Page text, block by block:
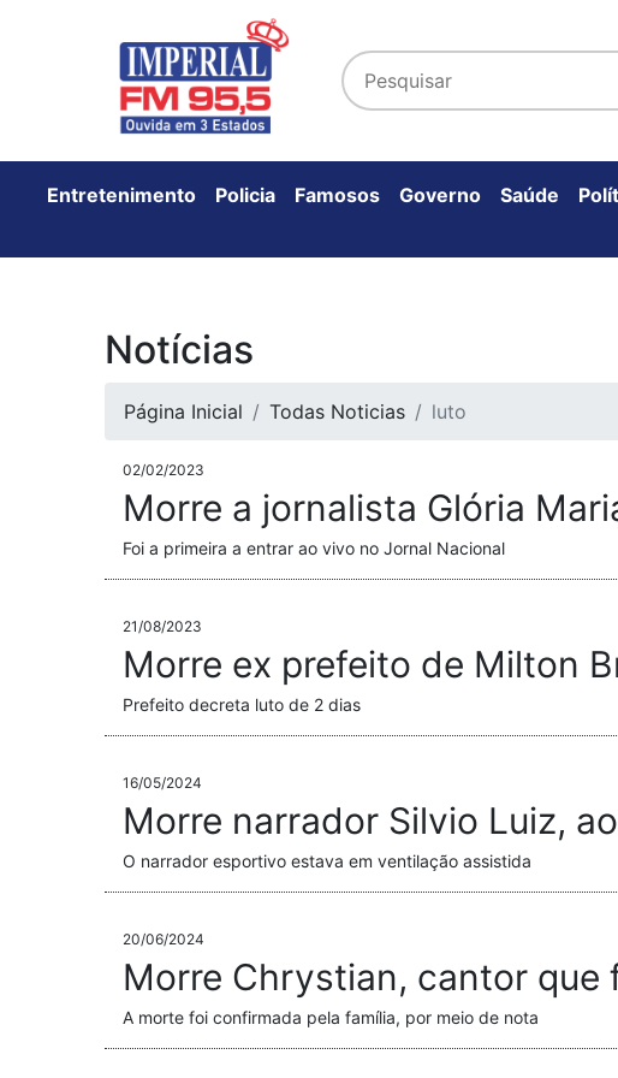
Entretenimento Policia Famosos Governo Saúde
Notícias
Página Inicial Todas Noticias luto
02/02/2023
Morre a jornalista Glória
Foi a primeira a entrar ao vivo no Jornal Nacional
21/08/2023
Morre ex prefeito de Milton
Prefeito decreta luto de 2 dias
16/05/2024
Morre narrador Silvio Luiz,
O narrador esportivo estava em ventilação assistida
20/06/2024
Morre Chrystian, cantor que
A morte foi confirmada pela família, por meio de nota